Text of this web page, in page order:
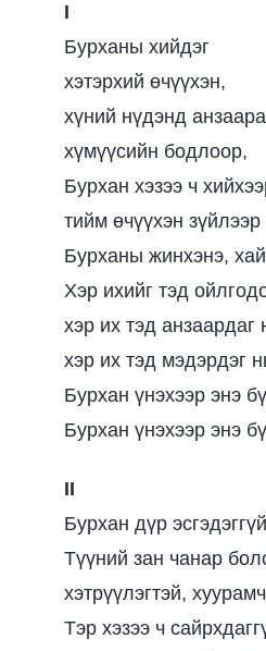
I
Бурханы хийдэг
хэтэрхий өчүүхэн,
хүний нүдэнд
хүмүүсийн бодлоор,
Бурхан хэзээ ч
тийм өчүүхэн зүйлээр
Бурханы жинхэнэ,
Хэр ихийг тэд
хэр их тэд анзаардаг
хэр их тэд мэдэрдэг
Бурхан үнэхээр энэ
Бурхан үнэхээр энэ
II
Бурхан дүр
Түүний зан чанар
хэтрүүлэгтэй,
Тэр хэзээ ч